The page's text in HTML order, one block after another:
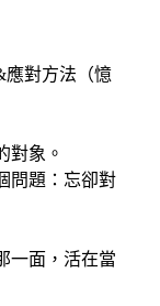
應對方法（憶
對象。
問題：忘卻對
一面，活在當